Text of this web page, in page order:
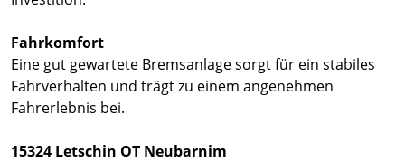
Fahrkomfort
Eine gut gewartete Bremsanlage sorgt für ein stabiles
Fahrverhalten und trägt zu einem angenehmen
Fahrerlebnis bei.
15324 Letschin OT Neubarnim